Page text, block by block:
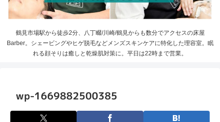
鶴見市場駅から徒歩2分、八丁畷/川崎/鶴見からも数分でアクセスの床屋
Barber。シェービングやヒゲ脱毛などメンズスキンケアに特化した理容室。眠
れる顔そりは癒しと乾燥肌対策に。平日は22時まで営業。
wp-1669882500385